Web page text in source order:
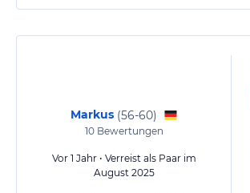
Markus (56-60)
10 Bewertungen
Vor 1 Jahr • Verreist als Paar im
August 2025